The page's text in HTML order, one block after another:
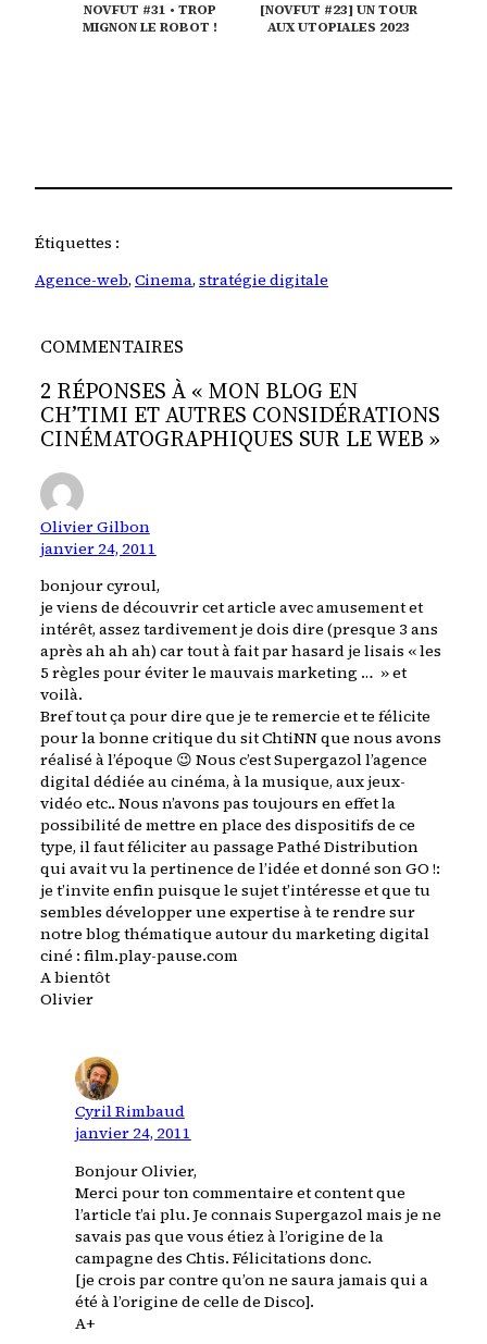
NOVFUT #31 • TROP
MIGNON LE ROBOT !
[NOVFUT #23] UN TOUR
AUX UTOPIALES 2023
Étiquettes :
Agence-web, Cinema, stratégie digitale
COMMENTAIRES
2 RÉPONSES À « MON BLOG EN
CH’TIMI ET AUTRES CONSIDÉRATIONS
CINÉMATOGRAPHIQUES SUR LE WEB »
Olivier Gilbon
janvier 24, 2011
bonjour cyroul,
je viens de découvrir cet article avec amusement et
intérêt, assez tardivement je dois dire (presque 3 ans
après ah ah ah) car tout à fait par hasard je lisais « les
5 règles pour éviter le mauvais marketing … » et
voilà.
Bref tout ça pour dire que je te remercie et te félicite
pour la bonne critique du sit ChtiNN que nous avons
réalisé à l’époque 😉 Nous c’est Supergazol l’agence
digital dédiée au cinéma, à la musique, aux jeux-
vidéo etc.. Nous n’avons pas toujours en effet la
possibilité de mettre en place des dispositifs de ce
type, il faut féliciter au passage Pathé Distribution
qui avait vu la pertinence de l’idée et donné son GO !:
je t’invite enfin puisque le sujet t’intéresse et que tu
sembles développer une expertise à te rendre sur
notre blog thématique autour du marketing digital
ciné : film.play-pause.com
A bientôt
Olivier
Cyril Rimbaud
janvier 24, 2011
Bonjour Olivier,
Merci pour ton commentaire et content que
l’article t’ai plu. Je connais Supergazol mais je ne
savais pas que vous étiez à l’origine de la
campagne des Chtis. Félicitations donc.
[je crois par contre qu’on ne saura jamais qui a
été à l’origine de celle de Disco].
A+